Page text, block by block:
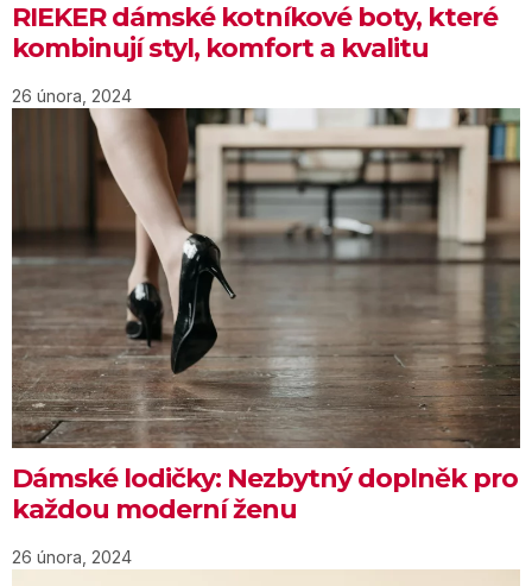
RIEKER dámské kotníkové boty, které
kombinují styl, komfort a kvalitu
26 února, 2024
Dámské lodičky: Nezbytný doplněk pro
každou moderní ženu
26 února, 2024